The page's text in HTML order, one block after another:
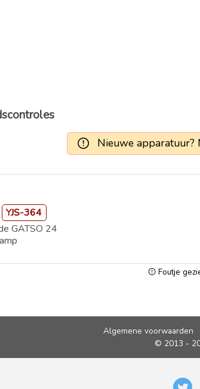
Nieuwe apparatuur?
YJS-364
GATSO 24
Foutje
Algemene voorwaarden
© 2013 -